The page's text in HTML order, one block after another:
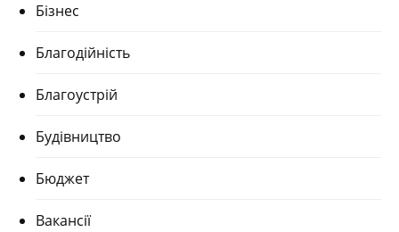
Бізнес
Благодійність
Благоустрій
Будівництво
Бюджет
Вакансії